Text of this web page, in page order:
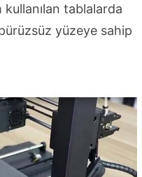
kullanılan tablalarda
yüzeye sahip